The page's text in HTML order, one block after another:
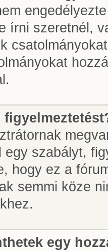
írni szeretnél,
egy szabályt,
hogy ez a
semmi köze
egy